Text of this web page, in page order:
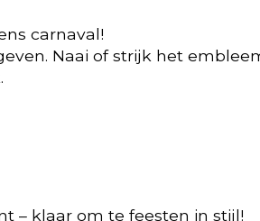
carnaval!
Naai of strijk het
– klaar om te feesten in stijl!